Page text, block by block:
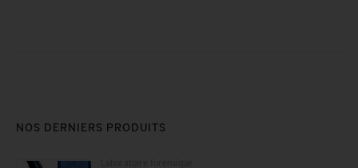
NOS DERNIERS PRODUITS